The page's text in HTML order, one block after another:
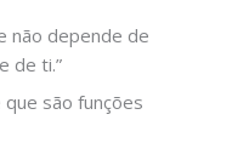
não depende de
de ti.”
são funções